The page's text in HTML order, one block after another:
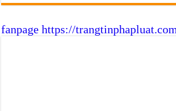
fanpage https://trangtinphapluat.com